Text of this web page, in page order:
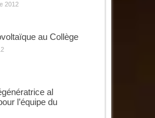
2012
au Collège
al
l’équipe du